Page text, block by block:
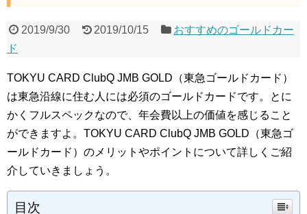
2019/9/30 2019/10/15
おすすめのゴールドカー
ド
TOKYU CARD ClubQ JMB GOLD（東急ゴールドカード）
は東急沿線に住む人には必須のゴールドカードです。とに
かくフルスペックなので、年会費以上の価値を感じること
ができますよ。TOKYU CARD ClubQ JMB GOLD（東急ゴ
ールドカード）のメリットやポイントについて詳しくご紹
介していきましょう。
目次